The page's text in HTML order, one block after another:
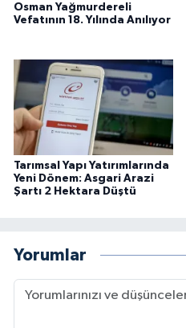
Osman Yağmurdereli
Vefatının 18. Yılında Anılıyor
Tarımsal Yapı Yatırımlarında
Yeni Dönem: Asgari Arazi
Şartı 2 Hektara Düştü
Yorumlar